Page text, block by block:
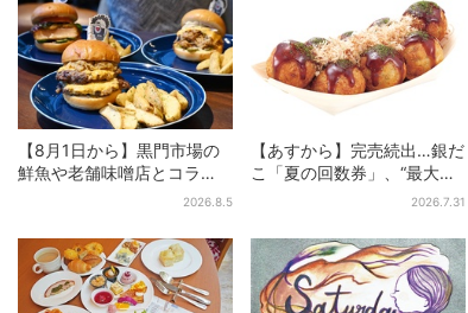
【8月1日から】黒門市場の
鮮魚や老舗味噌店とコラ
ボ、大阪・なんばのホテル
2026.8.5
【あすから】完売続出…銀だ
こ「夏の回数券」、“最大
2811円”お得に！数量限定で
2026.7.31